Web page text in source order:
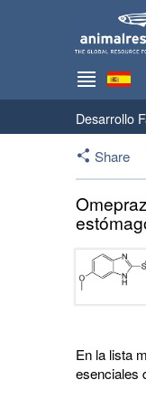
Desarrollo
Share
En la lista
esenciales